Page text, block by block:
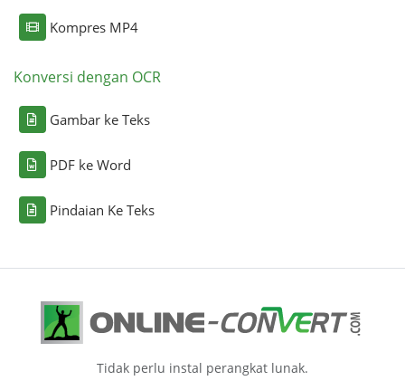
Kompres MP4
Konversi dengan OCR
Gambar ke Teks
PDF ke Word
Pindaian Ke Teks
Tidak perlu instal perangkat lunak.